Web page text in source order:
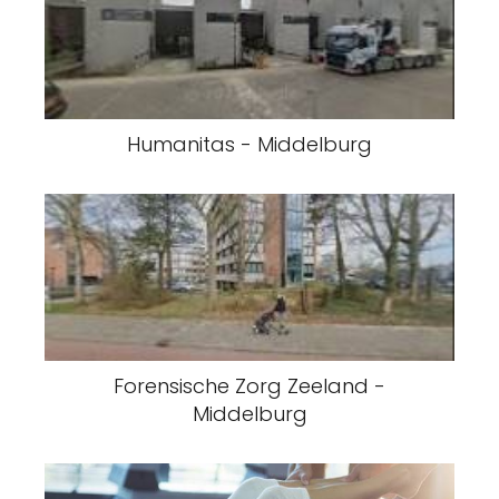
Humanitas - Middelburg
Forensische Zorg Zeeland -
Middelburg